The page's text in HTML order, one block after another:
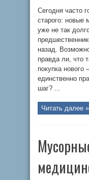
Сегодня часто
старого: новые
уже не так
назад.
правда ли, что
покупка нового
единственно
шаг? ...
Читать далее »